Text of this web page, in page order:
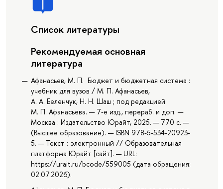
Список литературы
Рекомендуемая основная
литература
Афанасьев, М. П. Бюджет и бюджетная система :
учебник для вузов / М. П. Афанасьев,
А. А. Беленчук, Н. Н. Шаш ; под редакцией
М. П. Афанасьева. — 7-е изд., перераб. и доп. —
Москва : Издательство Юрайт, 2025. — 770 с. —
(Высшее образование). — ISBN 978-5-534-20923-
5. — Текст : электронный // Образовательная
платформа Юрайт [сайт]. — URL:
https://urait.ru/bcode/559005 (дата обращения:
02.07.2026).